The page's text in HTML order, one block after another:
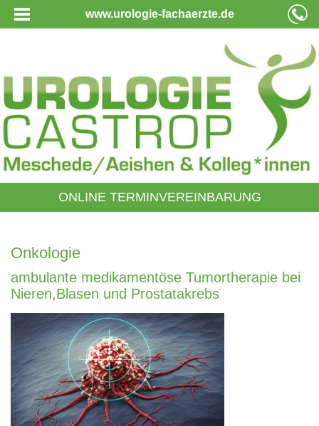
www.urologie-fachaerzte.de
ONLINE TERMINVEREINBARUNG
Onkologie
ambulante medikamentöse Tumortherapie bei
Nieren,Blasen und Prostatakrebs